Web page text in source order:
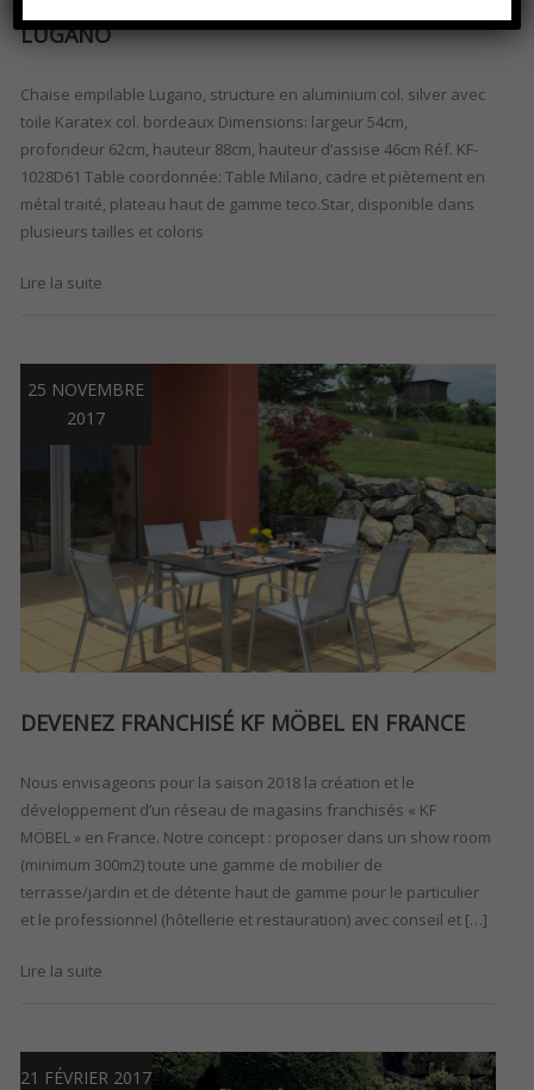
LUGANO
Chaise empilable Lugano, structure en aluminium col. silver avec
toile Karatex col. bordeaux Dimensions: largeur 54cm,
profondeur 62cm, hauteur 88cm, hauteur d’assise 46cm Réf. KF-
1028D61 Table coordonnée: Table Milano, cadre et piètement en
métal traité, plateau haut de gamme teco.Star, disponible dans
plusieurs tailles et coloris
Lire la suite
25 NOVEMBRE
2017
DEVENEZ FRANCHISÉ KF MÖBEL EN FRANCE
Nous envisageons pour la saison 2018 la création et le
développement d’un réseau de magasins franchisés « KF
MÖBEL » en France. Notre concept : proposer dans un show room
(minimum 300m2) toute une gamme de mobilier de
terrasse/jardin et de détente haut de gamme pour le particulier
et le professionnel (hôtellerie et restauration) avec conseil et […]
Lire la suite
21 FÉVRIER 2017